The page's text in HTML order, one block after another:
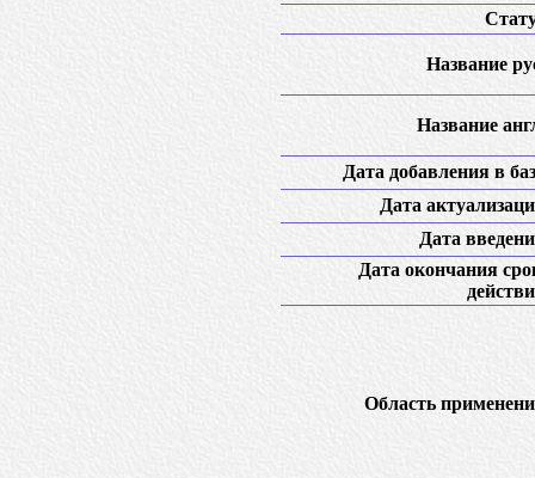
Название
Название
Дата добавления в
Дата
Дата
Дата окончания
Область